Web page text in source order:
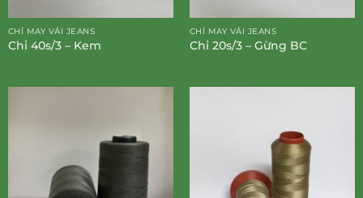
CHỈ MAY VẢI JEANS
Chỉ 40s/3 – Kem
CHỈ MAY VẢI JEANS
Chỉ 20s/3 – Gừng BC